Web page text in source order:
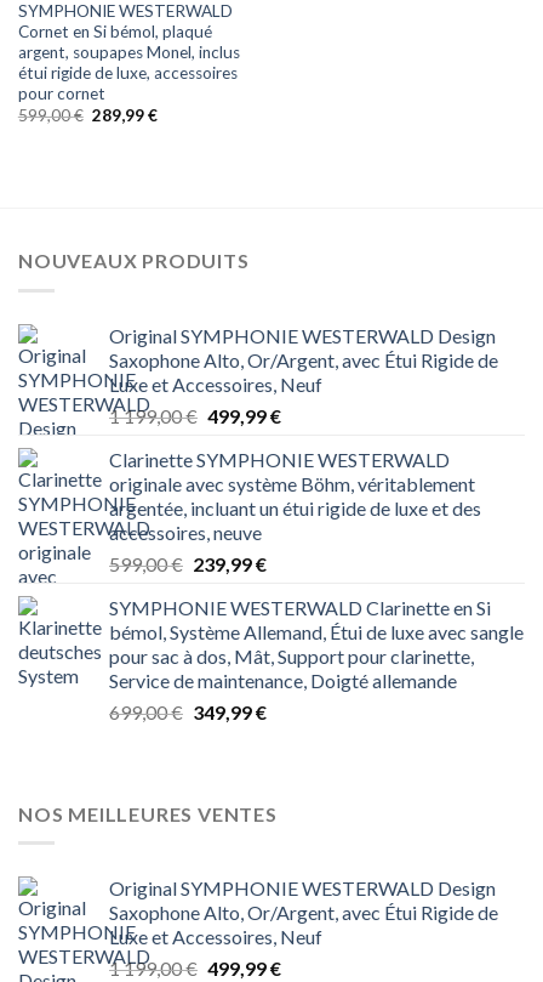
SYMPHONIE WESTERWALD
Cornet en Si bémol, plaqué
argent, soupapes Monel, inclus
étui rigide de luxe, accessoires
pour cornet
599,00€ Le
289,99€Le
NOUVEAUX PRODUITS
Original SYMPHONIE WESTERWALD Design
Saxophone Alto, Or/Argent, avec Étui Rigide de
Luxe et Accessoires, Neuf
1 199,00€ Le
initial
était :
1 199,00 €.
499,99€Le
actuel
est :
499,99 €.
Clarinette SYMPHONIE WESTERWALD
originale avec système Böhm, véritablement
argentée, incluant un étui rigide de luxe et des
accessoires, neuve
599,00€ Le
initial
était :
599,00 €.
239,99€Le
actuel
est :
239,99 €.
SYMPHONIE WESTERWALD Clarinette en Si
bémol, Système Allemand, Étui de luxe avec sangle
pour sac à dos, Mât, Support pour clarinette,
Service de maintenance, Doigté allemande
699,00€ Le
699,00 €.
349,99€Le
349,99 €.
NOS MEILLEURES VENTES
Original SYMPHONIE WESTERWALD Design
Saxophone Alto, Or/Argent, avec Étui Rigide de
Luxe et Accessoires, Neuf
1 199,00€ Le
499,99€Le